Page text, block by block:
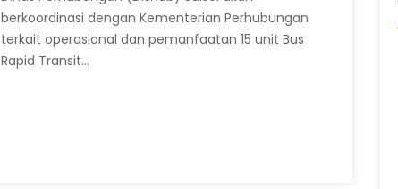
berkoordinasi dengan Kementerian Perhubungan
terkait operasional dan pemanfaatan 15 unit Bus
Rapid Transit…